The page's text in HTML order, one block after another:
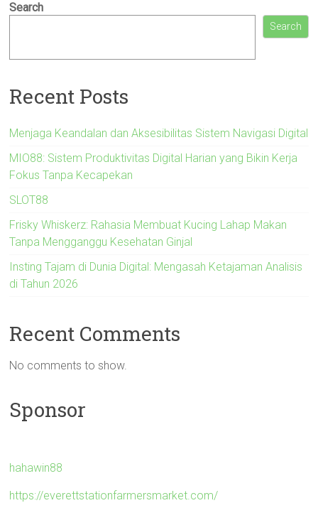
Search
Search
Recent Posts
Menjaga Keandalan dan Aksesibilitas Sistem Navigasi Digital
MIO88: Sistem Produktivitas Digital Harian yang Bikin Kerja
Fokus Tanpa Kecapekan
SLOT88
Frisky Whiskerz: Rahasia Membuat Kucing Lahap Makan
Tanpa Mengganggu Kesehatan Ginjal
Insting Tajam di Dunia Digital: Mengasah Ketajaman Analisis
di Tahun 2026
Recent Comments
No comments to show.
Sponsor
hahawin88
https://everettstationfarmersmarket.com/